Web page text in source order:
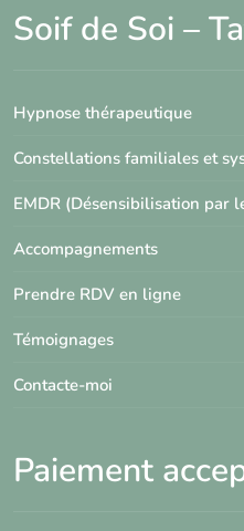
Soif de Soi –
Hypnose thérapeutique
Constellations familiales et
EMDR (Désensibilisation par
Accompagnements
Prendre RDV en ligne
Témoignages
Contacte-moi
Paiement